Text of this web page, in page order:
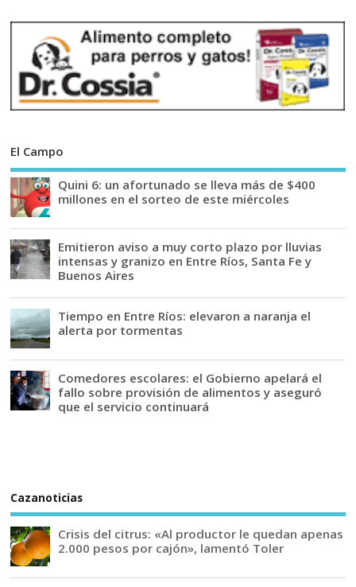
El Campo
Quini 6: un afortunado se lleva más de $400
millones en el sorteo de este miércoles
Emitieron aviso a muy corto plazo por lluvias
intensas y granizo en Entre Ríos, Santa Fe y
Buenos Aires
Tiempo en Entre Ríos: elevaron a naranja el
alerta por tormentas
Comedores escolares: el Gobierno apelará el
fallo sobre provisión de alimentos y aseguró
que el servicio continuará
Cazanoticias
Crisis del citrus: «Al productor le quedan apenas
2.000 pesos por cajón», lamentó Toler